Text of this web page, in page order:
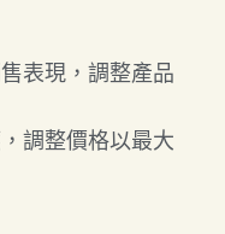
表現，調整產品
調整價格以最大